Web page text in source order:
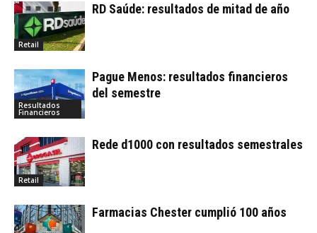
Retail
RD Saúde: resultados de mitad de año
Resultados
Financieros
Pague Menos: resultados financieros
del semestre
Retail
Rede d1000 con resultados semestrales
Farmacias Chester cumplió 100 años